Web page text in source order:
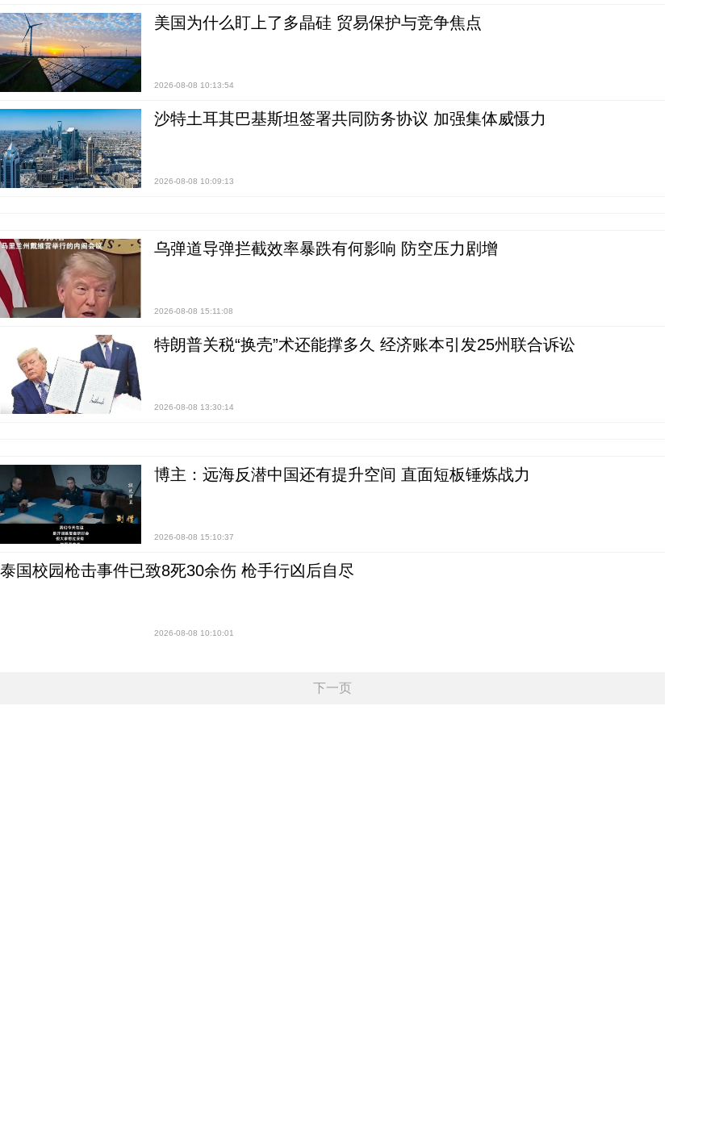
美国为什么盯上了多晶硅 贸易保护与竞争焦点
2026-08-08 10:13:54
沙特土耳其巴基斯坦签署共同防务协议 加强集体威慑力
2026-08-08 10:09:13
乌弹道导弹拦截效率暴跌有何影响 防空压力剧增
2026-08-08 15:11:08
特朗普关税“换壳”术还能撑多久 经济账本引发25州联合诉讼
2026-08-08 13:30:14
博主：远海反潜中国还有提升空间 直面短板锤炼战力
2026-08-08 15:10:37
泰国校园枪击事件已致8死30余伤 枪手行凶后自尽
2026-08-08 10:10:01
下一页